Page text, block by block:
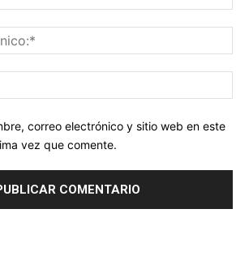
correo electrónico y sitio web en este
vez que comente.